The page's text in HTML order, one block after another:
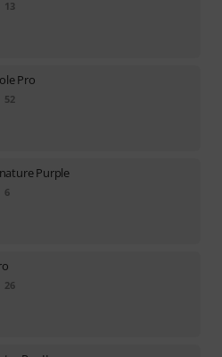
13
Pro
52
Purple
6
26